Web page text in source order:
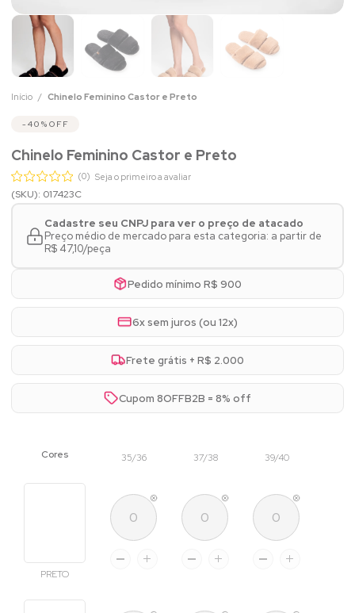
Início Chinelo Feminino Castor e Preto
40% OFF
Chinelo Feminino Castor e Preto
(0) Seja o primeiro a avaliar
(SKU): 017423C
Cadastre seu CNPJ para ver o preço de atacado
Preço médio de mercado para esta categoria: a partir de
R$ 47,10/peça
Pedido mínimo R$ 900
6x sem juros (ou 12x)
Frete grátis + R$ 2.000
Cupom 8OFFB2B = 8% off
35/36 37/38 39/40
PRETO